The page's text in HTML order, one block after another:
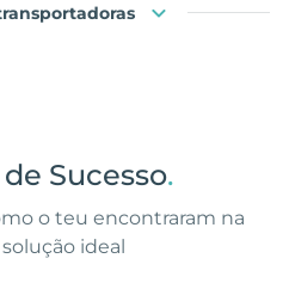
Sucesso.
o teu encontraram na
ideal